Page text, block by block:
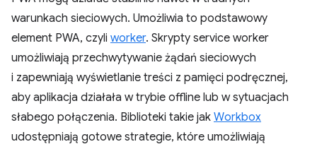
warunkach sieciowych. Umożliwia to podstawowy
element PWA, czyli worker. Skrypty service worker
umożliwiają przechwytywanie żądań sieciowych
i zapewniają wyświetlanie treści z pamięci podręcznej,
aby aplikacja działała w trybie offline lub w sytuacjach
słabego połączenia. Biblioteki takie jak Workbox
udostępniają gotowe strategie, które umożliwiają